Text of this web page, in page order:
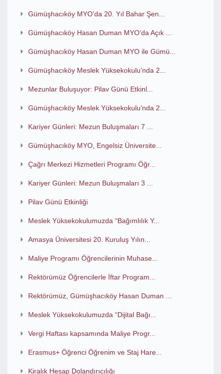
Gümüşhacıköy MYO’da 20. Yıl Bahar Şen...
Gümüşhacıköy Hasan Duman MYO’da Açık ...
Gümüşhacıköy Hasan Duman MYO ile Gümü...
Gümüşhacıköy Meslek Yüksekokulu’nda 2...
Mezunlar Buluşuyor: Pilav Günü Etkinl...
Gümüşhacıköy Meslek Yüksekokulu’nda 2...
Kariyer Günleri: Mezun Buluşmaları 7 ...
Gümüşhacıköy MYO, Engelsiz Üniversite...
Çağrı Merkezi Hizmetleri Programı Öğr...
Kariyer Günleri: Mezun Buluşmaları 3 ...
Pilav Günü Etkinliği
Meslek Yüksekokulumuzda “Bağımlılık Y...
Amasya Üniversitesi 20. Kuruluş Yılın...
Maliye Programı Öğrencilerinin Muhase...
Rektörümüz Öğrencilerle İftar Program...
Rektörümüz, Gümüşhacıköy Hasan Duman ...
Meslek Yüksekokulumuzda “Dijital Bağı...
Vergi Haftası kapsamında Maliye Progr...
Erasmus+ Öğrenci Öğrenim ve Staj Hare...
Kiralık Hesap Dolandırıcılığı